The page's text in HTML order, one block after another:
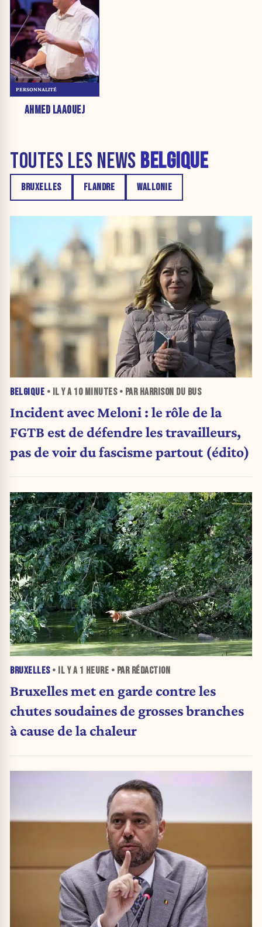
AHMED LAAOUEJ
PERSONNALITÉ
TOUTES LES NEWS BELGIQUE
BRUXELLES FLANDRE WALLONIE
BELGIQUE • IL Y A 10 MINUTES• PAR HARRISON DU BUS
Incident avec Meloni : le rôle de la
FGTB est de défendre les travailleurs,
pas de voir du fascisme partout (édito)
BRUXELLES• IL Y A 1 HEURE • PAR RÉDACTION
Bruxelles met en garde contre les
chutes soudaines de grosses branches
à cause de la chaleur